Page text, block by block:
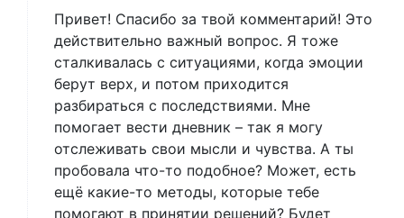
Привет! Спасибо за твой комментарий! Это
действительно важный вопрос. Я тоже
сталкивалась с ситуациями, когда эмоции
берут верх, и потом приходится
разбираться с последствиями. Мне
помогает вести дневник – так я могу
отслеживать свои мысли и чувства. А ты
пробовала что-то подобное? Может, есть
ещё какие-то методы, которые тебе
помогают в принятии решений? Будет